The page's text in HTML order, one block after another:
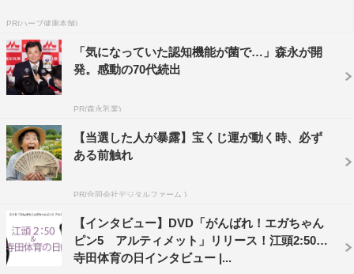
江頭：これ取り調べ？おい、夏に終わったんだけど！
事情聴取じゃん、これ！
－－そんなつもりはなかったんですが…。
よ。男性がターゲットと
いうわけでもないんだけ
どね。男には好かれたい
PR(ハーブ健康本舗)
「気になっていた認知機能が菌で…」森永が開
発。感動の70代続出
PR(森永乳業)
【当選した人が暴露】宝くじ運が動く時、必ず
ある前触れ
PR(合同会社デジタルファーム )
【インタビュー】DVD「がんばれ！エガちゃん
ピン5 アルティメット」リリース！江頭2:50＆
寺田体育の日インタビュー |...